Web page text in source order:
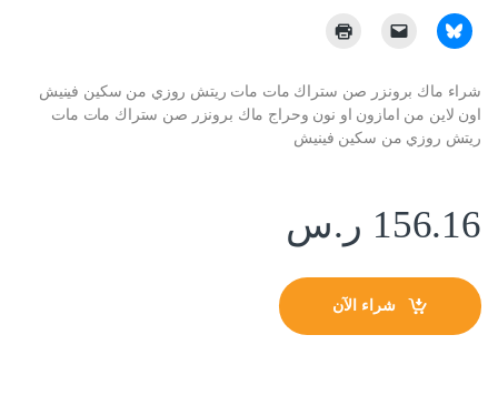
شراء ماك برونزر صن ستراك مات مات ريتش روزي من سكين فينيش
اون لاين من امازون او نون وحراج ماك برونزر صن ستراك مات مات
ريتش روزي من سكين فينيش
156.16 ر.س
شراء الآن